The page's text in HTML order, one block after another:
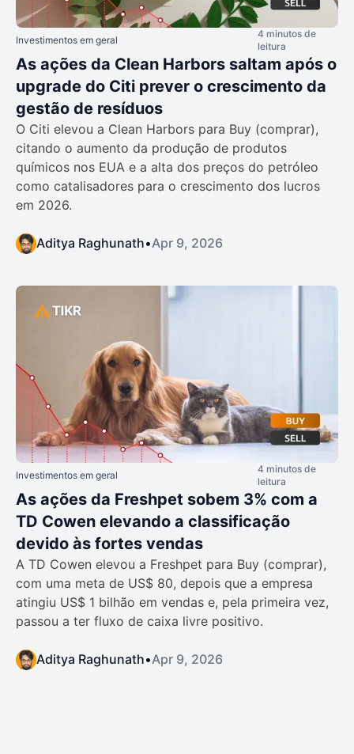
Investimentos em geral
4 minutos de
leitura
As ações da Clean Harbors saltam após o
upgrade do Citi prever o crescimento da
gestão de resíduos
O Citi elevou a Clean Harbors para Buy (comprar),
citando o aumento da produção de produtos
químicos nos EUA e a alta dos preços do petróleo
como catalisadores para o crescimento dos lucros
em 2026.
Aditya Raghunath•Apr 9, 2026
Investimentos em geral
4 minutos de
leitura
As ações da Freshpet sobem 3% com a
TD Cowen elevando a classificação
devido às fortes vendas
A TD Cowen elevou a Freshpet para Buy (comprar),
com uma meta de US$ 80, depois que a empresa
atingiu US$ 1 bilhão em vendas e, pela primeira vez,
passou a ter fluxo de caixa livre positivo.
Aditya Raghunath•Apr 9, 2026